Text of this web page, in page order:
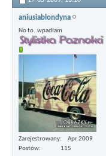
aniusiablondyna
No to..wpadłam
Zarejestrowany
Apr 2009
Postów
115